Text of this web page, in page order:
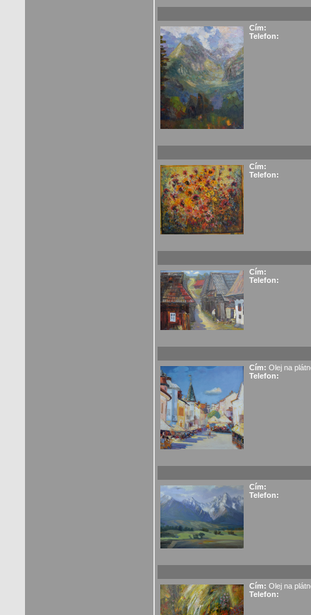
Cím:
Telefon:
Cím:
Telefon:
Cím:
Telefon:
Cím: Olej na
Telefon:
Cím:
Telefon:
Cím: Olej na
Telefon: